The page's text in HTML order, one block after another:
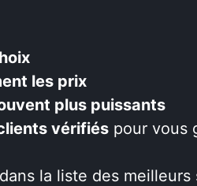
les prix
plus puissants
vérifiés pour vous
la liste des